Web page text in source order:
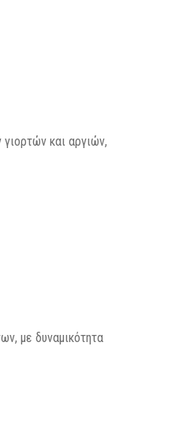
και αργιών,
με δυναμικότητα